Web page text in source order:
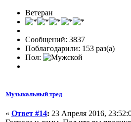
Ветеран
Сообщений: 3837
Поблагодарили: 153 раз(а)
Пол:
Музыкальный тред
« Ответ #14: 23 Апреля 2016,